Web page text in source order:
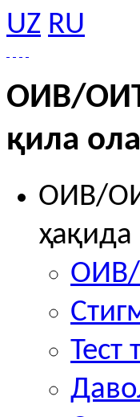
UZ RU
ОИВ/
қила
ОИВ/
ҳақида
ОИВ/